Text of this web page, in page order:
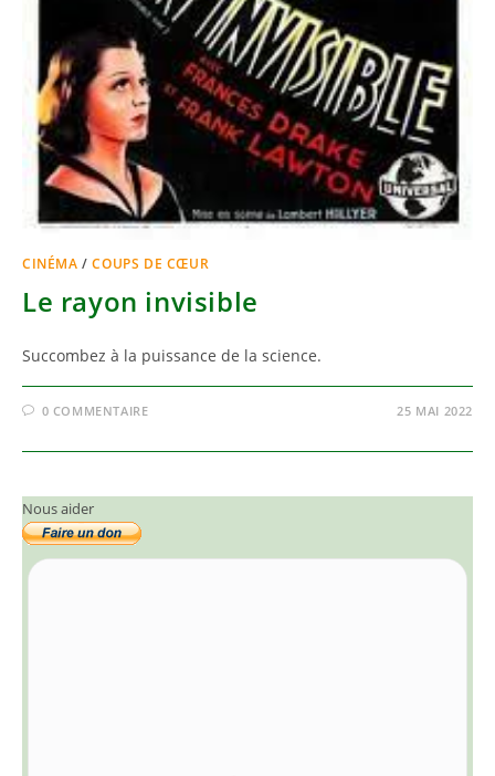
CINÉMA /COUPS DE CŒUR
Le rayon invisible
Succombez à la puissance de la science.
0 COMMENTAIRE 25 MAI 2022
Nous aider